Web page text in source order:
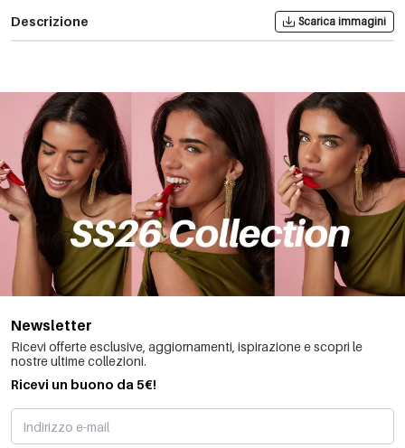
Descrizione Scarica immagini
Newsletter
Ricevi offerte esclusive, aggiornamenti, ispirazione e scopri le
nostre ultime collezioni.
Ricevi un buono da 5€!